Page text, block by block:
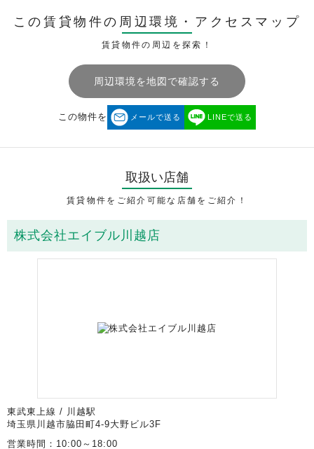
この賃貸物件の周辺環境・ アクセスマップ
賃貸物件の周辺を探索！
周辺環境を地図で確認する
この物件を メールで送る LINEで送る
取扱い店舗
賃貸物件をご紹介可能な店舗をご紹介！
株式会社エイブル川越店
東武東上線 / 川越駅
埼玉県川越市脇田町4-9大野ビル3F
営業時間：10:00～18:00